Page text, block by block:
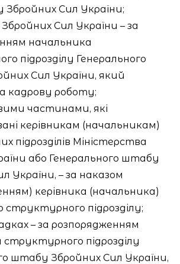
Збройних Сил України;
Сил України – за
начальника
підрозділу Генерального
Сил України, який
кадрову роботу;
частинами, які
керівникам (начальникам)
підрозділів Міністерства
або Генерального штабу
України, – за наказом
керівника (начальника)
структурного підрозділу;
– за розпорядженням
підрозділу
штабу Збройних Сил України,